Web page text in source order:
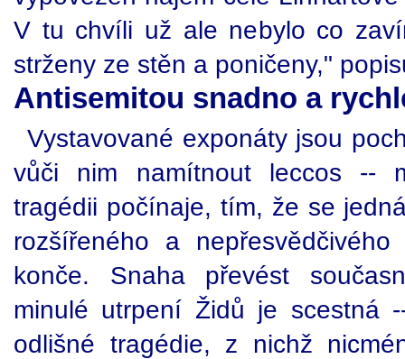
V tu chvíli už ale nebylo co
strženy ze stěn a poničeny,"
Antisemitou snadno a
Vystavované exponáty jsou
vůči nim namítnout leccos --
tragédii počínaje, tím, že se
rozšířeného a
konče. Snaha převést
minulé utrpení Židů je scestná
odlišné tragédie, z nichž